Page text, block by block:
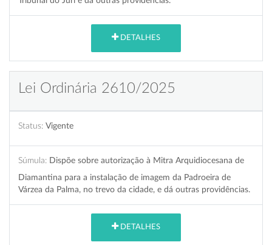
DETALHES
Lei Ordinária 2610/2025
Status: Vigente
Súmula: Dispõe sobre autorização à Mitra Arquidiocesana de
Diamantina para a instalação de imagem da Padroeira de
Várzea da Palma, no trevo da cidade, e dá outras providências.
DETALHES